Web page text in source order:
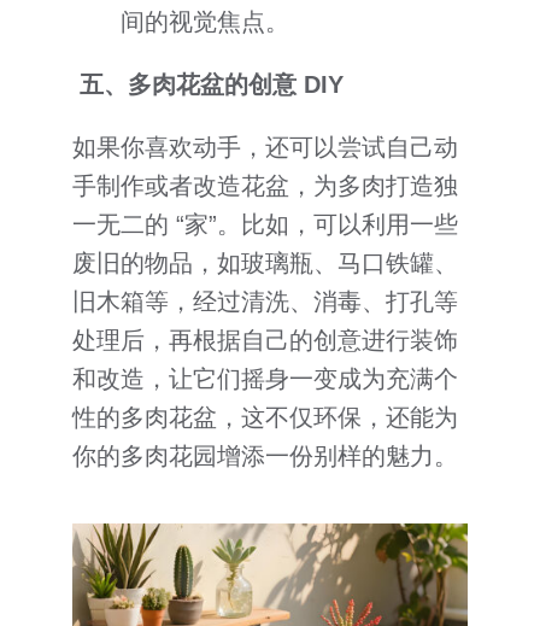
间的视觉焦点。
五、多肉花盆的创意 DIY
如果你喜欢动手，还可以尝试自己动
手制作或者改造花盆，为多肉打造独
一无二的 “家”。比如，可以利用一些
废旧的物品，如玻璃瓶、马口铁罐、
旧木箱等，经过清洗、消毒、打孔等
处理后，再根据自己的创意进行装饰
和改造，让它们摇身一变成为充满个
性的多肉花盆，这不仅环保，还能为
你的多肉花园增添一份别样的魅力。